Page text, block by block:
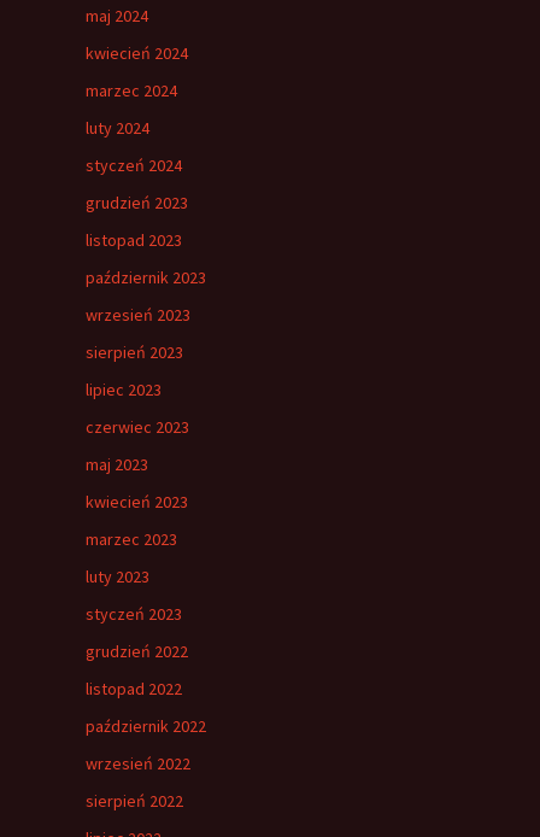
maj 2024
kwiecień 2024
marzec 2024
luty 2024
styczeń 2024
grudzień 2023
listopad 2023
październik 2023
wrzesień 2023
sierpień 2023
lipiec 2023
czerwiec 2023
maj 2023
kwiecień 2023
marzec 2023
luty 2023
styczeń 2023
grudzień 2022
listopad 2022
październik 2022
wrzesień 2022
sierpień 2022